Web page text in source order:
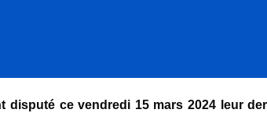
disputé ce vendredi 15 mars 2024 leur